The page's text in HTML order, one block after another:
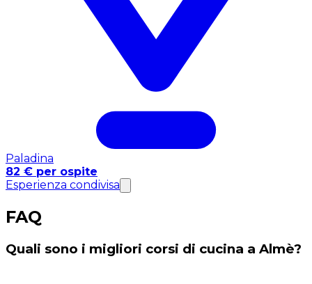
Paladina
82 € per ospite
Esperienza condivisa
FAQ
Quali sono i migliori corsi di cucina a Almè?